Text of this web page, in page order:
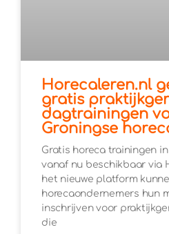
Horecaleren.nl
gratis
dagtrainingen
Groningse
Gratis horeca trainingen
vanaf nu beschikbaar via
het nieuwe platform
horecaondernemers hun
inschrijven voor
die